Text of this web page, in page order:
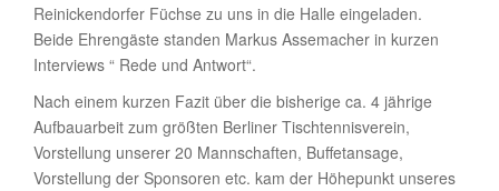
Reinickendorfer Füchse zu uns in die Halle eingeladen.
Beide Ehrengäste standen Markus Assemacher in kurzen
Interviews “ Rede und Antwort“.
Nach einem kurzen Fazit über die bisherige ca. 4 jährige
Aufbauarbeit zum größten Berliner Tischtennisverein,
Vorstellung unserer 20 Mannschaften, Buffetansage,
Vorstellung der Sponsoren etc. kam der Höhepunkt unseres